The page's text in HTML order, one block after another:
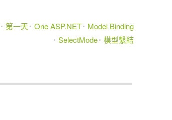
第一天 One ASP.NET
Model Binding
SelectMode 模型繫結